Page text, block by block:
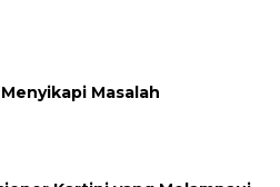
Masalah